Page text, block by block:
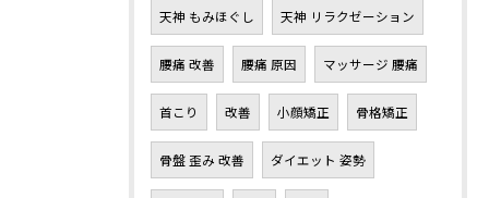
天神 もみほぐし 天神 リラクゼーション
腰痛 改善 腰痛 原因 マッサージ 腰痛
首こり 改善 小顔矯正 骨格矯正
骨盤 歪み 改善 ダイエット 姿勢